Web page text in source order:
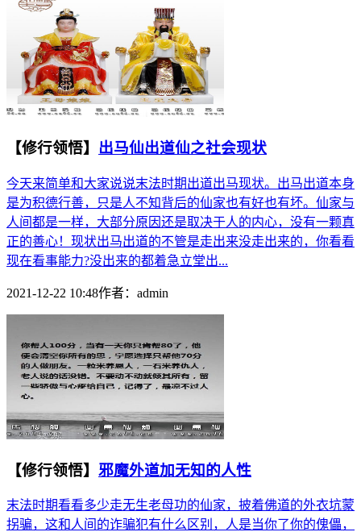
【修行领悟】 出马仙出道仙之社会现状
今天来简单和大家说说末法时期出道出马现状。出马出道本身
是为积德行善，只是人不知背后的仙家也有好也有坏。仙家与
人间都是一样，大部分原因还是取决于人的内心，没有一颗真
正的善心！现状出马出道的不管是走出来没走出来的，你看看
现在看事能力?没出来的都着急立堂出...
2021-12-22 10:48作者： admin
【修行领悟】 邪魔外道加无知的人性
末法时期看看多少走无生老母功的仙家，披着佛道的外衣坑蒙
拐骗，这和人间的诈骗犯有什么区别，人是当你了你的傀儡，